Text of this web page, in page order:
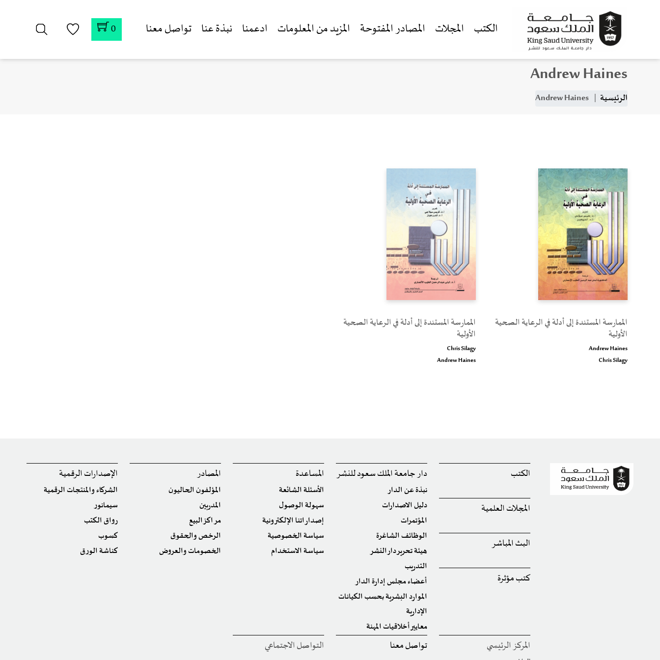
تجاوز إلى المحتوى الرئيسي
الكتب المجلات المصادر المفتوحة المزيد من المعلومات ادعمنا نبذة عنا تواصل معنا 0
Andrew Haines
مسار التنقل
الرئيسية
الممارسة المستندة إلى أدلة في الرعاية الصحية
الأولية
Andrew Haines
Chris Silagy
الممارسة المستندة إلى أدلة في الرعاية الصحية
الأولية
Chris Silagy
Andrew Haines
الكتب
المجلات العلمية
البث المباشر
كتب مؤثرة
دار جامعة الملك سعود للنشر
نبذة عن الدار
دليل الاصدارات
المؤتمرات
الوظائف الشاغرة
هيئة تحرير دار النشر
التدريب
أعضاء مجلس إدارة الدار
الموارد البشرية بحسب الكيانات
الإدارية
معايير أخلاقيات المهنة
المساعدة
الأسئلة الشائعة
سهولة الوصول
إصداراتنا الإلكترونية
سياسة الخصوصية
سياسة الاستخدام
المصادر
المؤلفون الحاليون
المدربين
مراكز البيع
الرخص والحقوق
الخصومات والعروض
الإصدارات الرقمية
الشركاء والمنتجات الرقمية
سيمانور
رواق الكتب
كسوب
كناشة الورق
المركز الرئيسي تواصل معنا التواصل الاجتماعي